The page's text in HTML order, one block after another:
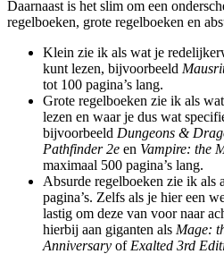
Daarnaast is het slim om een
regelboeken, grote regelboeken en
Klein zie ik als wat je
kunt lezen, bijvoorbeeld
tot 100 pagina’s lang.
Grote regelboeken zie ik als
lezen en waar je dus wat
bijvoorbeeld Dungeons &
Pathfinder 2e en Vampire: the
maximaal 500 pagina’s lang.
Absurde regelboeken zie ik als
pagina’s. Zelfs als je hier een
lastig om deze van voor naar
hierbij aan giganten als Mage:
Anniversary of Exalted 3rd